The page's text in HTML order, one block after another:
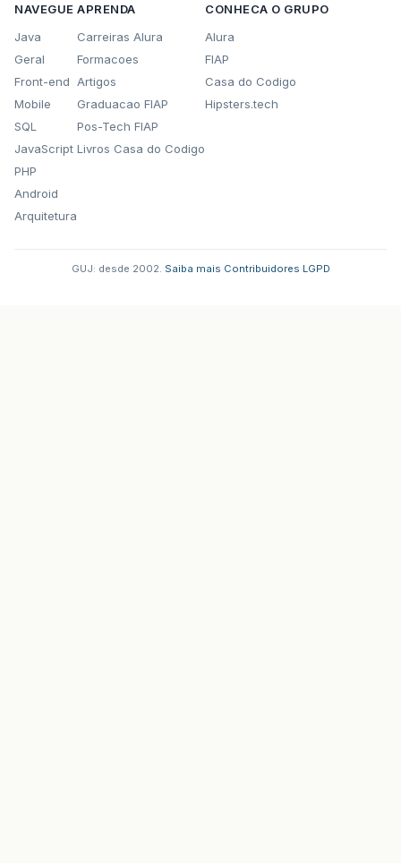
NAVEGUE
Java
Geral
Front-end
Mobile
SQL
JavaScript
PHP
Android
Arquitetura
APRENDA
Carreiras Alura
Formacoes
Artigos
Graduacao FIAP
Pos-Tech FIAP
Livros Casa do Codigo
CONHECA O GRUPO
Alura
FIAP
Casa do Codigo
Hipsters.tech
GUJ: desde 2002. Saiba mais Contribuidores LGPD